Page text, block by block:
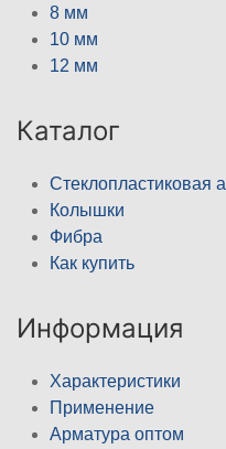
8 мм
10 мм
12 мм
Каталог
Стеклопластиковая
Колышки
Фибра
Как купить
Информация
Характеристики
Применение
Арматура оптом